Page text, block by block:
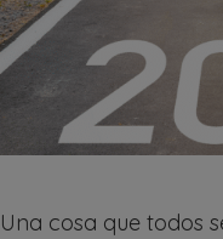
Una cosa que todos